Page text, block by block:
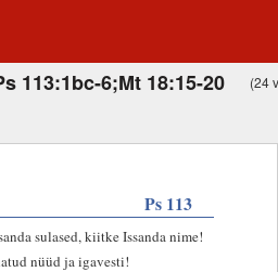
113:1bc-6;Mt 18:15-20 (24
Ps 113
sulased, kiitke Issanda nime!
nüüd ja igavesti!